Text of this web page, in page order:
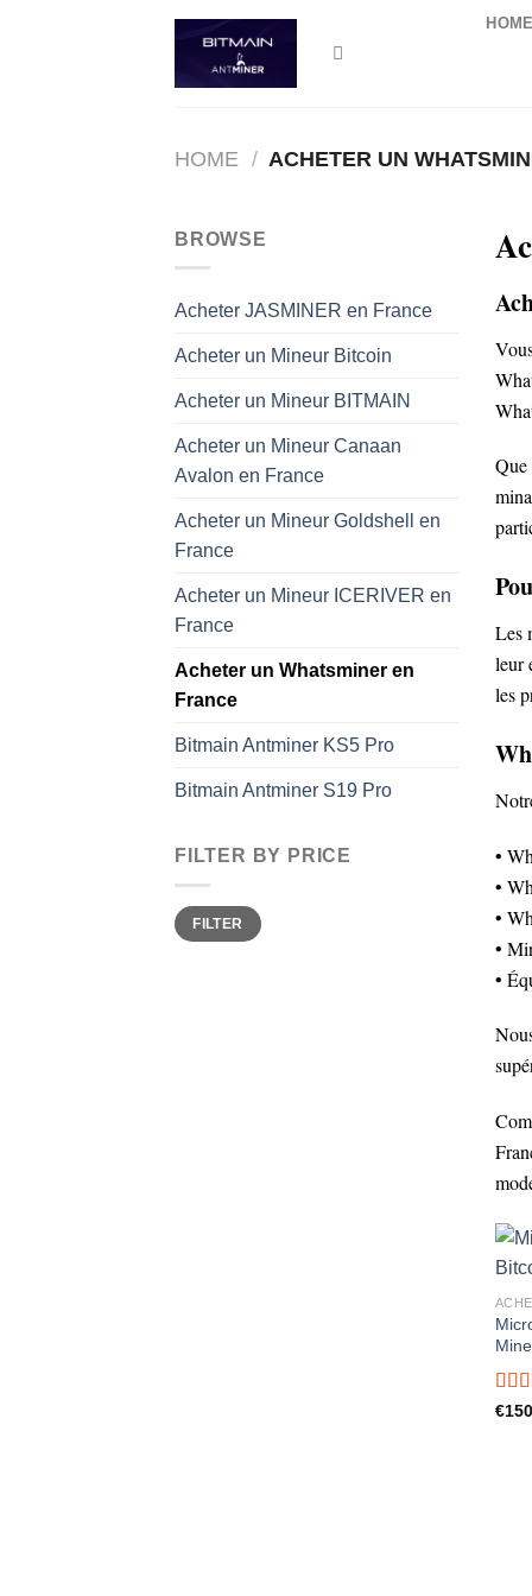
HOME
HOME / ACHETER UN
BROWSE
Acheter JASMINER en France
Acheter un Mineur Bitcoin
Acheter un Mineur BITMAIN
Acheter un Mineur Canaan
Avalon en France
Acheter un Mineur Goldshell en
France
Acheter un Mineur ICERIVER en
France
Acheter un Whatsminer en
France
Bitmain Antminer KS5 Pro
Bitmain Antminer S19 Pro
FILTER BY PRICE
Min
price
Max
priceFILTER
Que
Les
leur
les
•
•
•
•
•
€